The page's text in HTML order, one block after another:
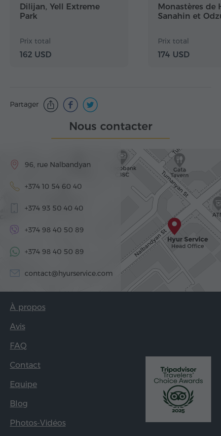
Dilijan, Yell Extreme
Park
Prix total
162 USD
Monastères de
Sanahin et
Prix total
174 USD
Partager
Nous contacter
96, rue Nalbandyan
+374 10 54 60 40
+374 93 50 40 40
+374 98 40 50 89
+374 98 40 50 89
contact@hyurservice.com
À propos
Avis
FAQ
Contact
Equipe
Blog
Photos-Vidéos